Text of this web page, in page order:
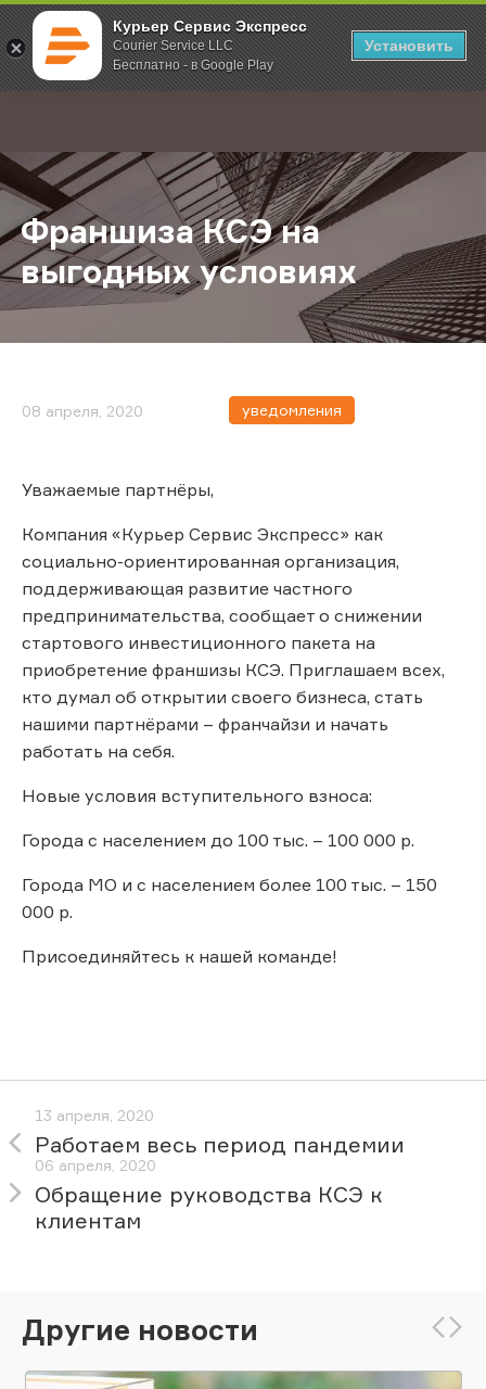
Курьер Сервис Экспресс
Courier Service LLC
Бесплатно - в Google Play
Установить
; Главная О компании Новости Франшиза КСЭ на выгодных
Франшиза КСЭ на
выгодных условиях
08 апреля, 2020 уведомления
Уважаемые партнёры,
Компания «Курьер Сервис Экспресс» как
социально-ориентированная организация,
поддерживающая развитие частного
предпринимательства, сообщает о снижении
стартового инвестиционного пакета на
приобретение франшизы КСЭ. Приглашаем всех,
кто думал об открытии своего бизнеса, стать
нашими партнёрами – франчайзи и начать
работать на себя.
Новые условия вступительного взноса:
Города с населением до 100 тыс. – 100 000 р.
Города МО и с населением более 100 тыс. – 150
000 р.
Присоединяйтесь к нашей команде!
13 апреля, 2020
Работаем весь период пандемии
06 апреля, 2020
Обращение руководства КСЭ к
клиентам
Другие новости